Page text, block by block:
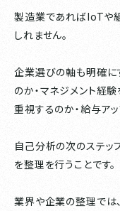
製造業であればIoTや
しれません。
企業選びの軸も明確に
のか・マネジメント経
重視するのか・給与ア
自己分析の次のステッ
を整理を行うことです。
業界や企業の整理では